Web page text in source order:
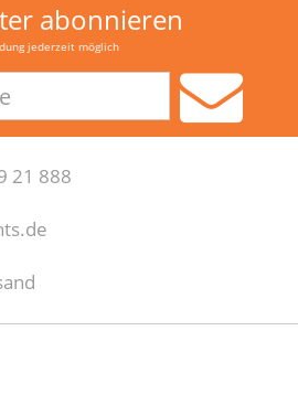
abonnieren
jederzeit möglich
21 888